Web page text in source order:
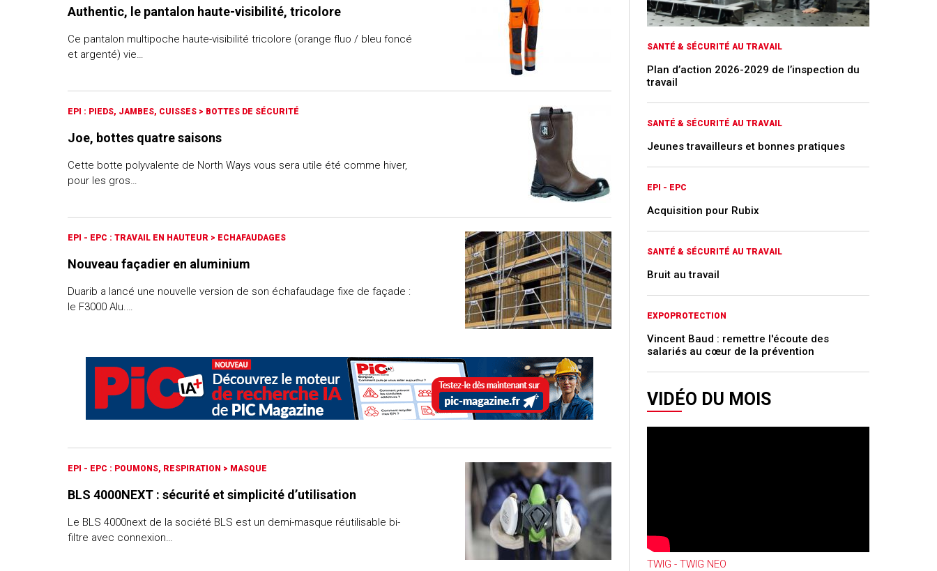
Authentic, le pantalon haute-visibilité, tricolore
Ce pantalon multipoche haute-visibilité tricolore (orange fluo / bleu foncé
et argenté) vie…
EPI : PIEDS, JAMBES, CUISSES > BOTTES DE SÉCURITÉ
Joe, bottes quatre saisons
Cette botte polyvalente de North Ways vous sera utile été comme hiver,
pour les gros…
EPI - EPC : TRAVAIL EN HAUTEUR > ECHAFAUDAGES
Nouveau façadier en aluminium
Duarib a lancé une nouvelle version de son échafaudage fixe de façade :
le F3000 Alu.…
EPI - EPC : POUMONS, RESPIRATION > MASQUE
BLS 4000NEXT : sécurité et simplicité d’utilisation
Le BLS 4000next de la société BLS est un demi-masque réutilisable bi-
filtre avec connexion…
SANTÉ & SÉCURITÉ AU TRAVAIL
Plan d’action 2026-2029 de l’inspection du
travail
SANTÉ & SÉCURITÉ AU TRAVAIL
Jeunes travailleurs et bonnes pratiques
EPI - EPC
Acquisition pour Rubix
SANTÉ & SÉCURITÉ AU TRAVAIL
Bruit au travail
EXPOPROTECTION
Vincent Baud : remettre l'écoute des
salariés au cœur de la prévention
VIDÉO DU MOIS
TWIG - TWIG NEO